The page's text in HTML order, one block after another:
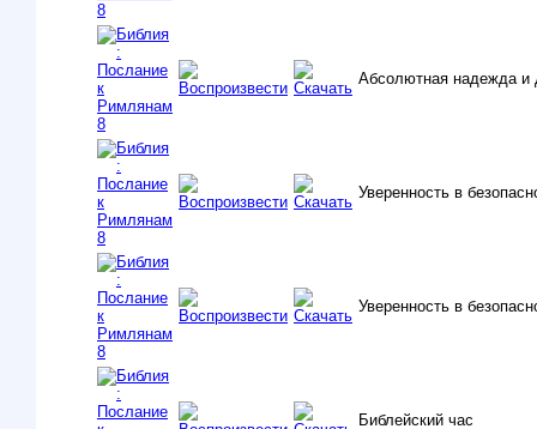
Абсолютная надежда и
Уверенность в
Уверенность в
Библейский час